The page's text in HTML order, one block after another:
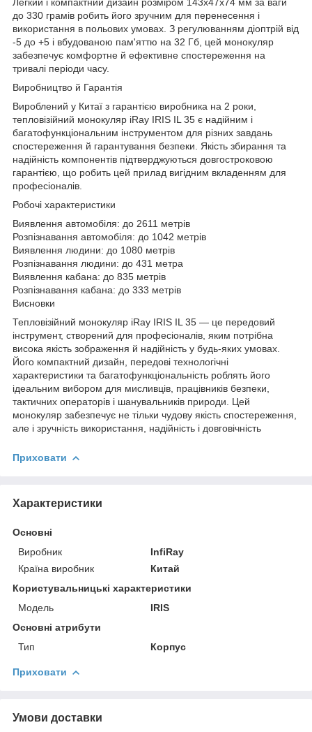
до 330 грамів робить його зручним для перенесення і
використання в польових умовах. З регулюванням діоптрій від
-5 до +5 і вбудованою пам'яттю на 32 Гб, цей монокуляр
забезпечує комфортне й ефективне спостереження на
тривалі періоди часу.
Виробництво й Гарантія
Вироблений у Китаї з гарантією виробника на 2 роки,
тепловізійний монокуляр iRay IRIS IL 35 є надійним і
багатофункціональним інструментом для різних завдань
спостереження й гарантування безпеки. Якість збирання та
надійність компонентів підтверджуються довгостроковою
гарантією, що робить цей прилад вигідним вкладенням для
професіоналів.
Робочі характеристики
Виявлення автомобіля: до 2611 метрів
Розпізнавання автомобіля: до 1042 метрів
Виявлення людини: до 1080 метрів
Розпізнавання людини: до 431 метра
Виявлення кабана: до 835 метрів
Розпізнавання кабана: до 333 метрів
Висновки
Тепловізійний монокуляр iRay IRIS IL 35 — це передовий
інструмент, створений для професіоналів, яким потрібна
висока якість зображення й надійність у будь-яких умовах.
Його компактний дизайн, передові технологічні
характеристики та багатофункціональність роблять його
ідеальним вибором для мисливців, працівників безпеки,
тактичних операторів і шанувальників природи. Цей
монокуляр забезпечує не тільки чудову якість спостереження,
але і зручність використання, надійність і довговічність
Приховати
Характеристики
Основні
Виробник
InfiRay
Країна виробник
Китай
Користувальницькі характеристики
Мoдель
IRIS
Основні атрибути
Тип
Корпус
Приховати
Умови доставки